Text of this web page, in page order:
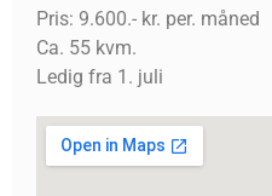
Pris: 9.600.- kr. per. måned
Ca. 55 kvm.
Ledig fra 1. juli